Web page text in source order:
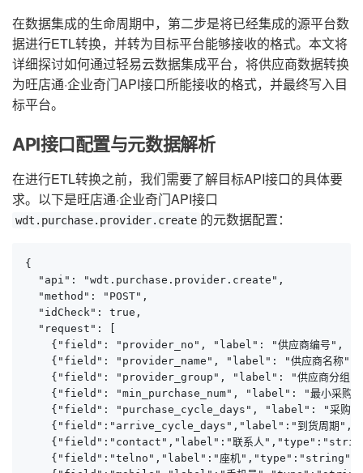
在数据集成的生命周期中，第二步是将已经集成的源平台数
据进行ETL转换，并转为目标平台能够接收的格式。本文将
详细探讨如何通过轻易云数据集成平台，将供应商数据转换
为旺店通·企业奇门API接口所能接收的格式，并最终写入目
标平台。
API接口配置与元数据解析
在进行ETL转换之前，我们需要了解目标API接口的具体要
求。以下是旺店通·企业奇门API接口
wdt.purchase.provider.create 的元数据配置：
{
  "api": "wdt.purchase.provider.create",
  "method": "POST",
  "idCheck": true,
  "request": [
{"field": "provider_no", "label": "供应商编号",
{"field": "provider_name", "label": "供应商名称
{"field": "provider_group", "label": "供应商分组
{"field": "min_purchase_num", "label": "最小采
{"field": "purchase_cycle_days", "label": "采购
{"field":"arrive_cycle_days","label":"到货周期
{"field":"contact","label":"联系人
{"field":"telno","label":"座机